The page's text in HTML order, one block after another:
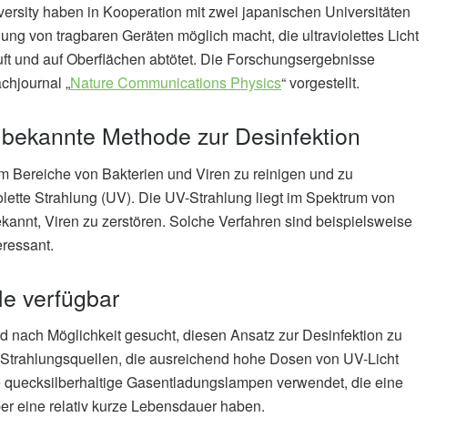
haben in Kooperation mit zwei japanischen Universitäten
von tragbaren Geräten möglich macht, die ultraviolettes Licht
und auf Oberflächen abtötet. Die Forschungsergebnisse
„Nature Communications Physics“ vorgestellt.
Methode zur Desinfektion
Bereiche von Bakterien und Viren zu reinigen und zu
Strahlung (UV). Die UV-Strahlung liegt im Spektrum von
Viren zu zerstören. Solche Verfahren sind beispielsweise
verfügbar
nach Möglichkeit gesucht, diesen Ansatz zur Desinfektion zu
die ausreichend hohe Dosen von UV-Licht
Gasentladungslampen verwendet, die eine
eine relativ kurze Lebensdauer haben.